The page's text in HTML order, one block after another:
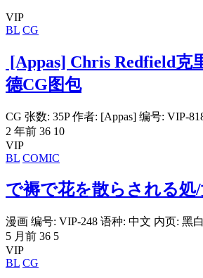
VIP
BL CG
[Appas] Chris Redfield克
德CG图包
CG 张数: 35P 作者: [Appas] 编号: VIP-
2 年前 36 10
VIP
BL COMIC
で褥で花を散らされる処/
漫画 编号: VIP-248 语种: 中文 内页: 黑
5 月前 36 5
VIP
BL CG